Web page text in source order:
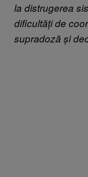
la distrugerea
dificultăți de
supradoză și